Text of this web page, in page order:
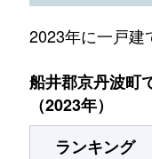
2023年に一戸建
船井郡京丹波町
（2023年）
ランキング